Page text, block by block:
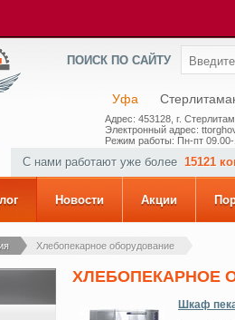
ПОИСК ПО САЙТУ
Уфа
Адрес: 453128, г.
Электронный адрес:
Режим работы: Пн-пт
С нами работают уже более 15121
Новости Акции
Хлебопекарное оборудование
ХЛЕБОПЕКАРНОЕ
Шкаф